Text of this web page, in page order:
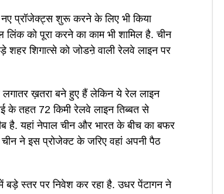
प्रॉजेक्ट्स शुरू करने के लिए भी किया
को पूरा करने का काम भी शामिल है. चीन
शिगात्से को जोडऩे वाली रेलवे लाइन पर
ख़तरा बने हुए हैं लेकिन ये रेल लाइन
के तहत 72 किमी रेलवे लाइन तिब्बत से
है. यहां नेपाल चीन और भारत के बीच का बफर
ने इस प्रोजेक्ट के जरिए वहां अपनी पैठ
बड़े स्तर पर निवेश कर रहा है. उधर पेंटागन ने